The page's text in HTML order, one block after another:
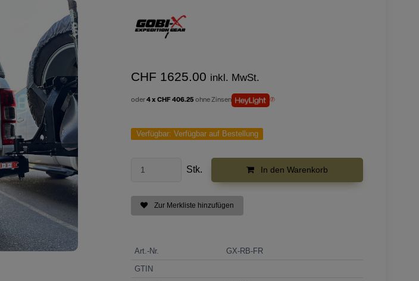
CHF 1625.00 inkl. MwSt.
oder4 x CHF 406.25ohne Zinsen
Verfügbar: Verfügbar auf Bestellung
Stk. In den Warenkorb
Zur Merkliste hinzufügen
Art.-Nr.
GX-RB-FR
GTIN